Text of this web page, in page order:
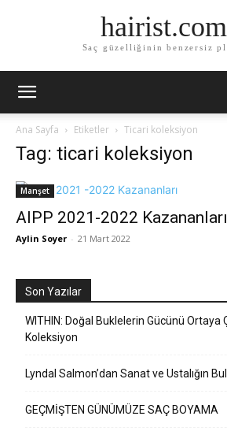
Saç güzelliğinin benzersiz
Ana Sayfa Etiketler Ticari koleksiyon
Tag: ticari koleksiyon
Manşet
AIPP 2021-2022
Aylin Soyer - 21 Mart 2022
Son Yazılar
WITHIN: Doğal Buklelerin Gücünü Ortaya
Koleksiyon
Lyndal Salmon’dan Sanat ve Ustalığın
GEÇMİŞTEN GÜNÜMÜZE SAÇ BOYAMA